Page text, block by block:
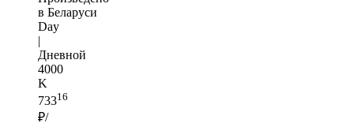
в Беларуси
Day
|
Дневной
4000
K
73316
₽/